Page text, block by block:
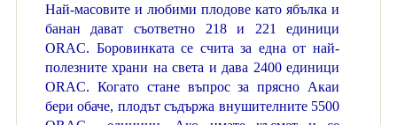
Най-масовите и любими плодове като ябълка и
банан дават съответно 218 и 221 единици
ORAC. Боровинката се счита за една от най-
полезните храни на света и дава 2400 единици
ORAC. Когато стане въпрос за прясно Акаи
бери обаче, плодът съдържа внушителните 5500